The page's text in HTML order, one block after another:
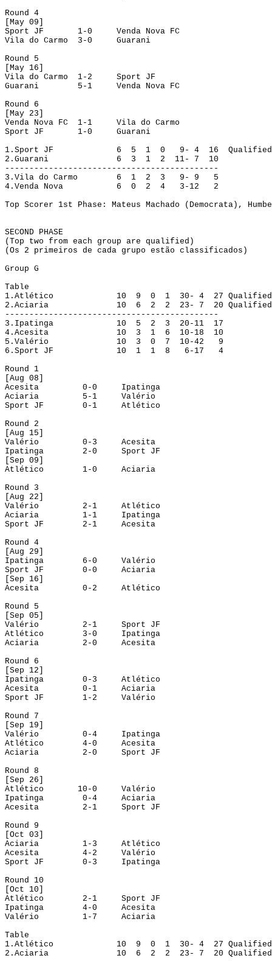
Round 4
May 09]
Sport JF
1-0
Venda Nova FC
Vila do Carmo
3-0
Guarani
Round 5
May 16]
Vila do Carmo
1-2
Sport JF
Guarani
5-1
Venda Nova FC
Round 6
May 23]
Venda Nova FC
1-1
Vila do Carmo
Sport JF
1-0
Guarani
1. Sport JF 6 5 1 0 9- 4 16
Qualified
2. Guarani 6 3 1 2 11- 7
10
--------------------------------------------
3. Vila do Carmo 6 1 2 3 9- 9
5
4. Venda Nova 6 0 2 4 3-12
2
Top Scorer 1st Phase: Mateus Machado ( Democrata ),
SECOND PHASE
(Top two from each group are qualified)
(Os 2 primeiros de cada grupo estão classificados)
Group G
Table
1. Atlético 10 9 0 1 30- 4 27 Qualified
2. Aciaria 10 6 2 2 23- 7 20 Qualified
--------------------------------------------
3. Ipatinga 10 5 2 3 20-11
17
4. Acesita 10 3 1 6 10-18
10
5. Valério 10 3 0 7 10-42
9
6. Sport JF 10 1 1 8 6-17
4
Round 1
Aug 08]
Acesita
0-0
Ipatinga
Aciaria
5-1
Valério
Sport JF
0-1
Atlético
Round 2
Aug 15]
Valério
0-3
Acesita
Ipatinga
2-0
Sport JF
Sep 09]
Atlético
1-0
Aciaria
Round 3
Aug 22]
Valério
2-1
Atlético
Aciaria
1-1
Ipatinga
Sport JF
2-1
Acesita
Round 4
Aug 29]
Ipatinga
6-0
Valério
Sport JF
0-0
Aciaria
Sep 16]
Acesita
0-2
Atlético
Round 5
Sep 05]
Valério
2-1
Sport JF
Atlético
3-0
Ipatinga
Aciaria
2-0
Acesita
Round 6
Sep 12]
Ipatinga
0-3
Atlético
Acesita
0-1
Aciaria
Sport JF
1-2
Valério
Round 7
Sep 19]
Valério
0-4
Ipatinga
Atlético
4-0
Acesita
Aciaria
2-0
Sport JF
Round 8
Sep 26]
Atlético
10-0
Valério
Ipatinga
0-4
Aciaria
Acesita
2-1
Sport JF
Round 9
Oct 03]
Aciaria
1-3
Atlético
Acesita
4-2
Valério
Sport JF
0-3
Ipatinga
Round 10
Oct 10]
Atlético
2-1
Sport JF
Ipatinga
4-0
Acesita
Valério
1-7
Aciaria
Table
1. Atlético 10 9 0 1 30- 4 27 Qualified
2. Aciaria 10 6 2 2 23- 7 20 Qualified